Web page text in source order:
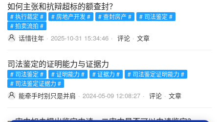
如何主张和抗辩超标的额查封？
# 执行裁定 # # 房地产开发 # # 查封房产 #
# 司法鉴定 #
# 拍卖流拍 #
话惜往年 · 2025-10-31 15:34:46 · 评论 · 文章
司法鉴定的证明能力与证据力
# 司法鉴定 # # 证明能力 # # 证据力 #
# 司法鉴定证明能力 #
# 司法鉴定证据力 #
能牵手时别只是并肩 · 2024-05-09 12:08:27 · 评论 · 文章